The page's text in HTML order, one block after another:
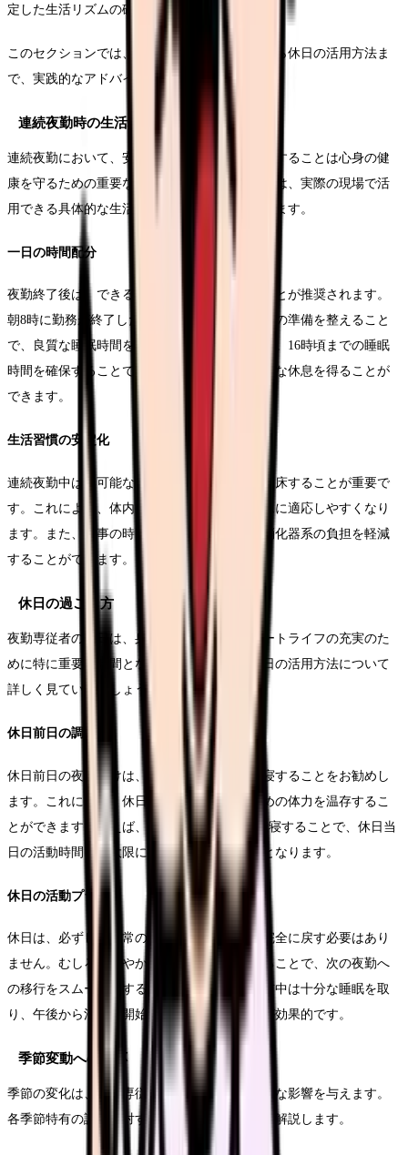
定した生活リズムの確立が不可欠です。
このセクションでは、連続夜勤時の過ごし方から休日の活用方法ま
で、実践的なアドバイスをご紹介します。
連続夜勤時の生活パターン
連続夜勤において、安定した生活リズムを維持することは心身の健
康を守るための重要な要素となります。ここでは、実際の現場で活
用できる具体的な生活パターンについて解説します。
一日の時間配分
夜勤終了後は、できるだけ速やかに帰宅することが推奨されます。
朝8時に勤務が終了した場合、9時までには就寝の準備を整えること
で、良質な睡眠時間を確保することができます。16時頃までの睡眠
時間を確保することで、次の夜勤に向けた十分な休息を得ることが
できます。
生活習慣の安定化
連続夜勤中は、可能な限り同じ時間に就寝・起床することが重要で
す。これにより、体内時計が新しい生活リズムに適応しやすくなり
ます。また、食事の時間も固定することで、消化器系の負担を軽減
することができます。
休日の過ごし方
夜勤専従者の休日は、身体の回復とプライベートライフの充実のた
めに特に重要な時間となります。効果的な休日の活用方法について
詳しく見ていきましょう。
休日前日の調整
休日前日の夜勤明けは、通常よりも早めに就寝することをお勧めし
ます。これにより、休日を有効に活用するための体力を温存するこ
とができます。例えば、通常より2時間早く就寝することで、休日当
日の活動時間を最大限に確保することが可能となります。
休日の活動プラン
休日は、必ずしも通常の昼間の生活リズムに完全に戻す必要はあり
ません。むしろ、緩やかな時間調整を心がけることで、次の夜勤へ
の移行をスムーズにすることができます。午前中は十分な睡眠を取
り、午後から活動を開始するというパターンが効果的です。
季節変動への対応
季節の変化は、夜勤専従者の生活リズムに大きな影響を与えます。
各季節特有の課題に対する効果的な対応方法を解説します。